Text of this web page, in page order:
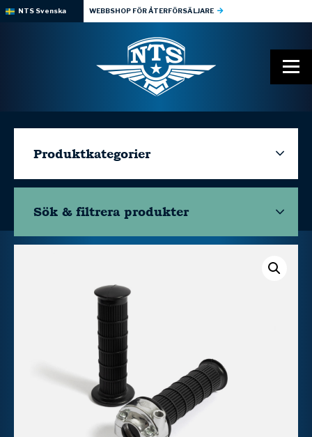
NTS Svenska WEBBSHOP FÖR ÅTERFÖRSÄLJARE
Produktkategorier
Sök & filtrera produkter